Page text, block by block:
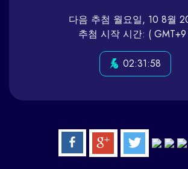
다음 추첨 월요일, 10 8월
추첨 시작 시간: ( GMT+9
02:31:58